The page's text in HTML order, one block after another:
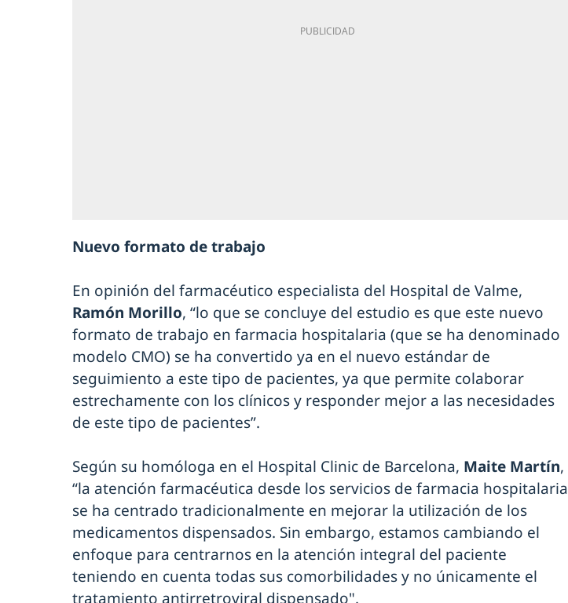
Nuevo formato de trabajo
En opinión del farmacéutico especialista del Hospital de Valme,
Ramón Morillo, “lo que se concluye del estudio es que este nuevo
formato de trabajo en farmacia hospitalaria (que se ha denominado
modelo CMO) se ha convertido ya en el nuevo estándar de
seguimiento a este tipo de pacientes, ya que permite colaborar
estrechamente con los clínicos y responder mejor a las necesidades
de este tipo de pacientes”.
Según su homóloga en el Hospital Clinic de Barcelona, Maite Martín,
“la atención farmacéutica desde los servicios de farmacia hospitalaria
se ha centrado tradicionalmente en mejorar la utilización de los
medicamentos dispensados. Sin embargo, estamos cambiando el
enfoque para centrarnos en la atención integral del paciente
teniendo en cuenta todas sus comorbilidades y no únicamente el
tratamiento antirretroviral dispensado".